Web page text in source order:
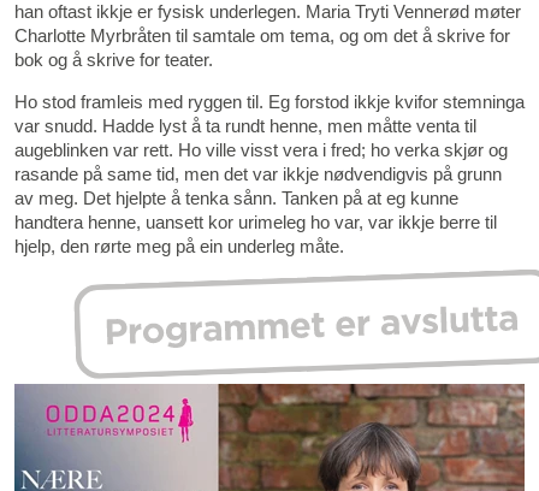
han oftast ikkje er fysisk underlegen. Maria Tryti Vennerød møter
Charlotte Myrbråten til samtale om tema, og om det å skrive for
bok og å skrive for teater.
Ho stod framleis med ryggen til. Eg forstod ikkje kvifor stemninga
var snudd. Hadde lyst å ta rundt henne, men måtte venta til
augeblinken var rett. Ho ville visst vera i fred; ho verka skjør og
rasande på same tid, men det var ikkje nødvendigvis på grunn
av meg. Det hjelpte å tenka sånn. Tanken på at eg kunne
handtera henne, uansett kor urimeleg ho var, var ikkje berre til
hjelp, den rørte meg på ein underleg måte.